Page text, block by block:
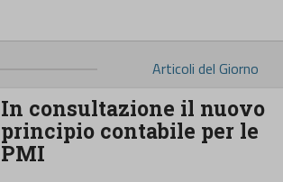
Articoli del Giorno
In consultazione il nuovo
principio contabile per le
PMI